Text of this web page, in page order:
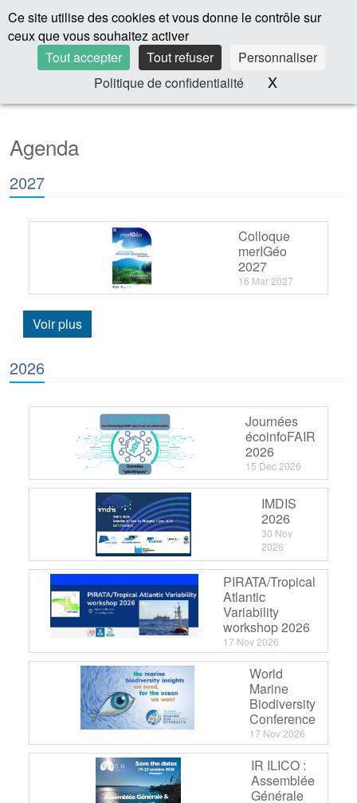
LANGUAGES
Agenda
2027
Colloque
merIGéo
2027
16 Mar 2027
Voir plus
2026
Journées
écoinfoFAIR
2026
15 Dec 2026
IMDIS
2026
30 Nov
2026
PIRATA/Tropical
Atlantic
Variability
workshop 2026
17 Nov 2026
World
Marine
Biodiversity
Conference
17 Nov 2026
IR ILICO :
Assemblée
Générale
Ce site utilise des cookies et vous donne le contrôle sur
ceux que vous souhaitez activer
Tout accepter
Tout refuser
Personnaliser
Politique de confidentialité
XMasquer le